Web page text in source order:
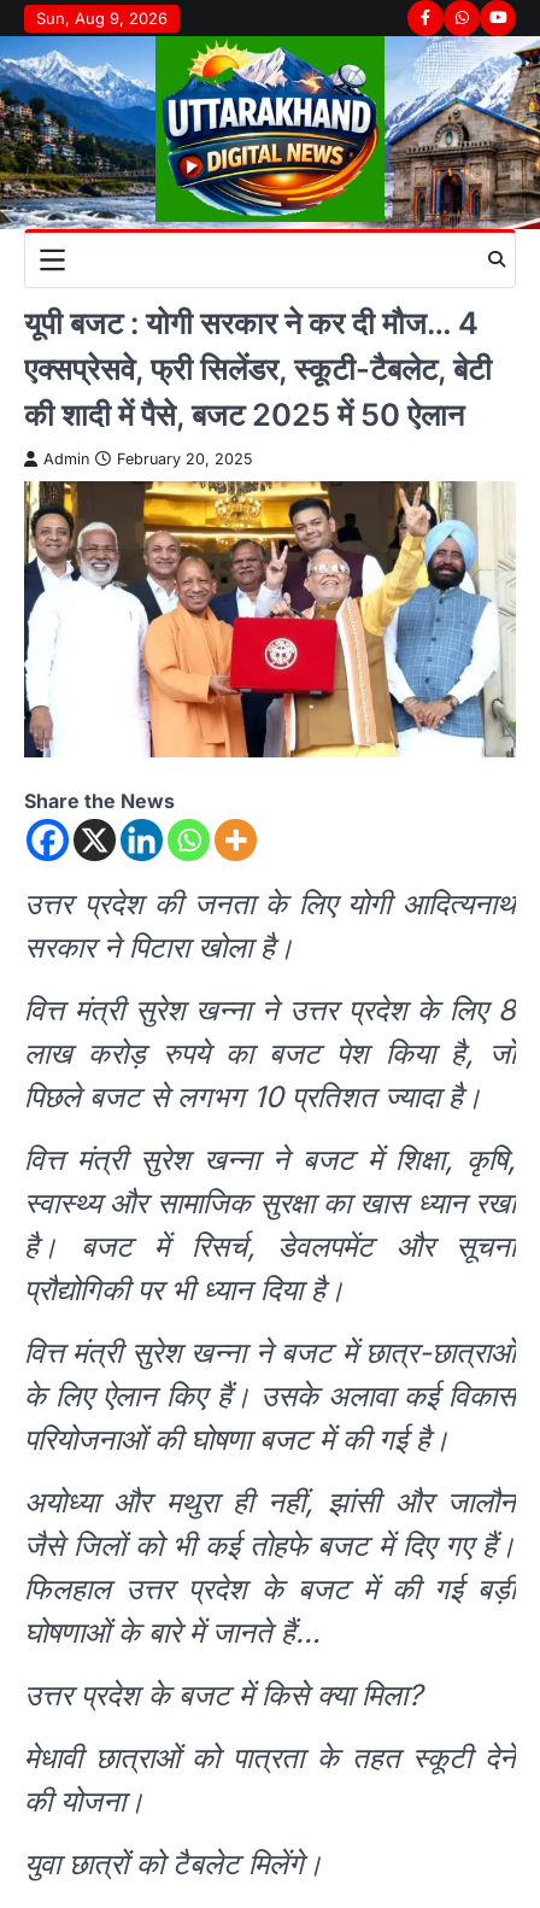
Skip
to
content
Sun, Aug 9, 2026 Facebook
Whatsapp
यूपी बजट : योगी सरकार ने कर दी मौज… 4
एक्सप्रेसवे, फ्री सिलेंडर, स्कूटी-टैबलेट, बेटी
की शादी में पैसे, बजट 2025 में 50 ऐलान
Admin February 20, 2025
Share the News
उत्तर प्रदेश की जनता के लिए योगी आदित्यनाथ
सरकार ने पिटारा खोला है।
वित्त मंत्री सुरेश खन्ना ने उत्तर प्रदेश के लिए 8
लाख करोड़ रुपये का बजट पेश किया है, जो
पिछले बजट से लगभग 10 प्रतिशत ज्यादा है।
वित्त मंत्री सुरेश खन्ना ने बजट में शिक्षा, कृषि,
स्वास्थ्य और सामाजिक सुरक्षा का खास ध्यान रखा
है। बजट में रिसर्च, डेवलपमेंट और सूचना
प्रौद्योगिकी पर भी ध्यान दिया है।
वित्त मंत्री सुरेश खन्ना ने बजट में छात्र-छात्राओं
के लिए ऐलान किए हैं। उसके अलावा कई विकास
परियोजनाओं की घोषणा बजट में की गई है।
अयोध्या और मथुरा ही नहीं, झांसी और जालौन
जैसे जिलों को भी कई तोहफे बजट में दिए गए हैं।
फिलहाल उत्तर प्रदेश के बजट में की गई बड़ी
घोषणाओं के बारे में जानते हैं…
उत्तर प्रदेश के बजट में किसे क्या मिला?
मेधावी छात्राओं को पात्रता के तहत स्कूटी देने
की योजना।
युवा छात्रों को टैबलेट मिलेंगे।